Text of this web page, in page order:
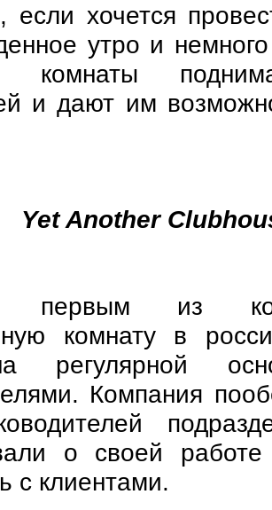
если хочется
утро и
комнаты
и дают им
Yet Another
первым из
комнату в
регулярной
Компания
о своей
с клиентами.